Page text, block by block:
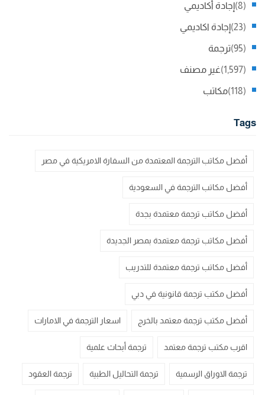
إجادة أكاديمي (8)
إجادة اكاديمي (23)
ترجمة (95)
غير مصنف (1,597)
مكاتب (118)
Tags
أفضل مكاتب الترجمة المعتمدة من السفارة الامريكية في مصر
أفضل مكاتب الترجمة في السعودية
أفضل مكاتب ترجمة معتمدة بجدة
أفضل مكاتب ترجمة معتمدة بمصر الجديدة
أفضل مكاتب ترجمة معتمدة للتدريب
أفضل مكتب ترجمة قانونية في دبي
أفضل مكتب ترجمة معتمد بالخرج اسعار الترجمة في الامارات
اقرب مكتب ترجمة معتمد ترجمة أبحاث علمية
ترجمة الاوراق الرسمية ترجمة التحاليل الطبية ترجمة العقود